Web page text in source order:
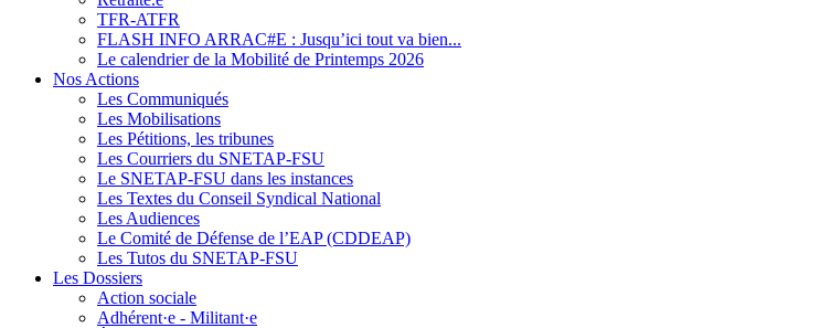
TFR-ATFR
FLASH INFO ARRAC#E : Jusqu’ici tout va bien...
Le calendrier de la Mobilité de Printemps 2026
Nos Actions
Les Communiqués
Les Mobilisations
Les Pétitions, les tribunes
Les Courriers du SNETAP-FSU
Le SNETAP-FSU dans les instances
Les Textes du Conseil Syndical National
Les Audiences
Le Comité de Défense de l’EAP (CDDEAP)
Les Tutos du SNETAP-FSU
Les Dossiers
Action sociale
Adhérent·e - Militant·e